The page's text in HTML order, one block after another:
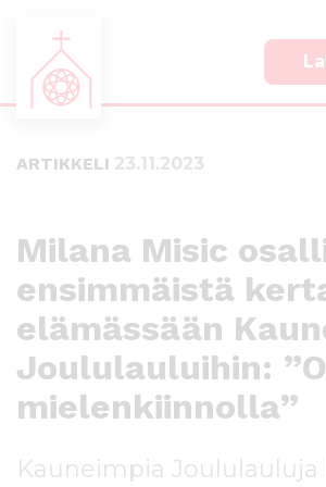
ARTIKKELI 23.11.2023
Milana Misic
ensimmäistä
elämässään
Joululauluihin:
mielenkiinnolla”
Kauneimpia Joululauluja